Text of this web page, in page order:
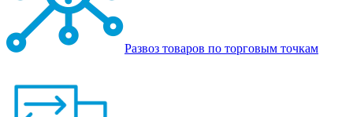
Развоз товаров по торговым точкам